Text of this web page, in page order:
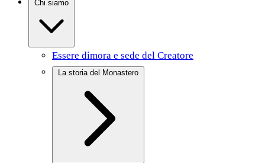
Essere dimora e sede del Creatore